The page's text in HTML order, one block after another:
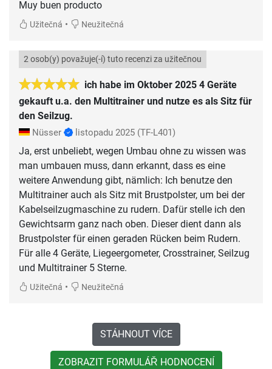
Užitečná • Neužitečná
ich habe im Oktober 2025 4 Geräte
gekauft u.a. den Multitrainer und nutze es als Sitz für
den Seilzug.
2 osob(y) považuje(-í) tuto recenzi za užitečnou
Nüsser listopadu 2025 (TF-L401)
Ja, erst unbeliebt, wegen Umbau ohne zu wissen was
man umbauen muss, dann erkannt, dass es eine
weitere Anwendung gibt, nämlich: Ich benutze den
Multitrainer auch als Sitz mit Brustpolster, um bei der
Kabelseilzugmaschine zu rudern. Dafür stelle ich den
Gewichtsarm ganz nach oben. Dieser dient dann als
Brustpolster für einen geraden Rücken beim Rudern.
Für alle 4 Geräte, Liegeergometer, Crosstrainer, Seilzug
Užitečná • Neužitečná
STÁHNOUT VÍCE
ZOBRAZIT FORMULÁŘ HODNOCENÍ